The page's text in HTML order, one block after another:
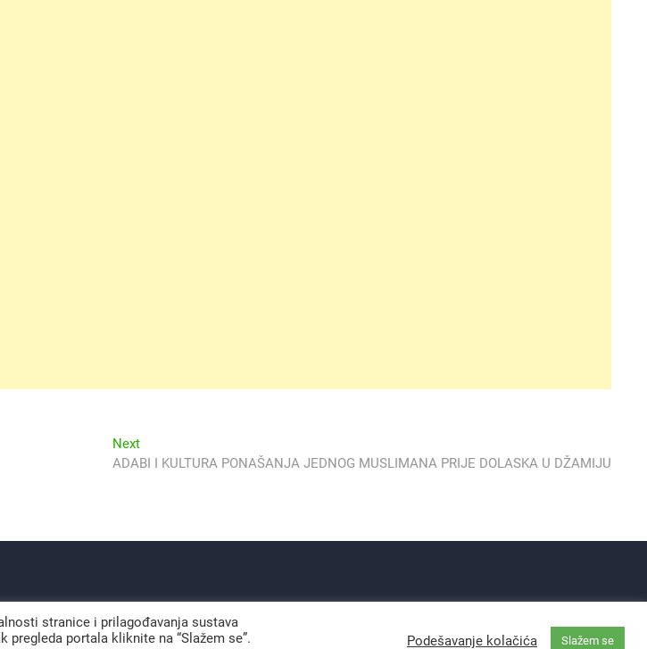
NextNext
post:
ADABI I KULTURA PONAŠANJA JEDNOG MUSLIMANA PRIJE DOLASKA U DŽAMIJU
stranice i prilagođavanja sustava
portala kliknite na “Slažem se”.
Podešavanje kolačića Slažem se